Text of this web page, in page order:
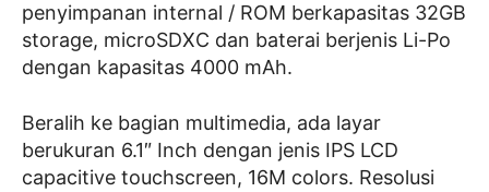
penyimpanan internal / ROM berkapasitas 32GB
storage, microSDXC dan baterai berjenis Li-Po
dengan kapasitas 4000 mAh.
Beralih ke bagian multimedia, ada layar
berukuran 6.1″ Inch dengan jenis IPS LCD
capacitive touchscreen, 16M colors. Resolusi